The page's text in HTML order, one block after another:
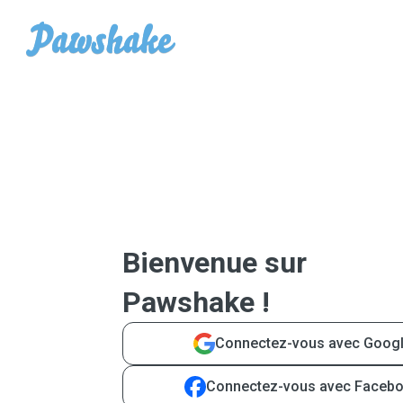
Bienvenue sur
Pawshake !
Connectez-vous avec
Connectez-vous avec